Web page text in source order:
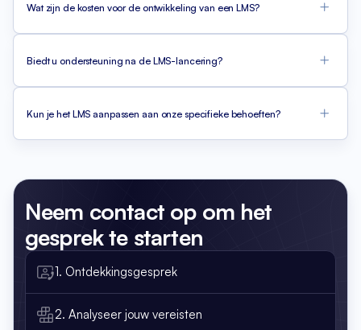
Wat zijn de kosten voor de ontwikkeling van een LMS?
Biedt u ondersteuning na de LMS-lancering?
Kun je het LMS aanpassen aan onze specifieke behoeften?
Neem contact op om het
gesprek te starten
1. Ontdekkingsgesprek
2. Analyseer jouw vereisten